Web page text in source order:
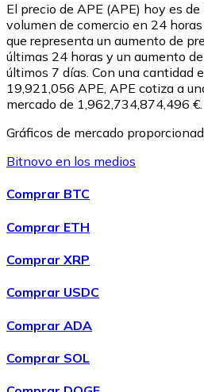
Litecoin
El precio de APE (APE) hoy es
volumen de comercio en 24
que representa un aumento de
últimas 24 horas y un aumento
últimos 7 días. Con una cantidad
19,921,056 APE, APE cotiza a
mercado de 1,962,734,874,496 €.
Gráficos de mercado
Bitnovo en los medios
Comprar BTC
Comprar ETH
Comprar XRP
Comprar USDC
Comprar ADA
Comprar SOL